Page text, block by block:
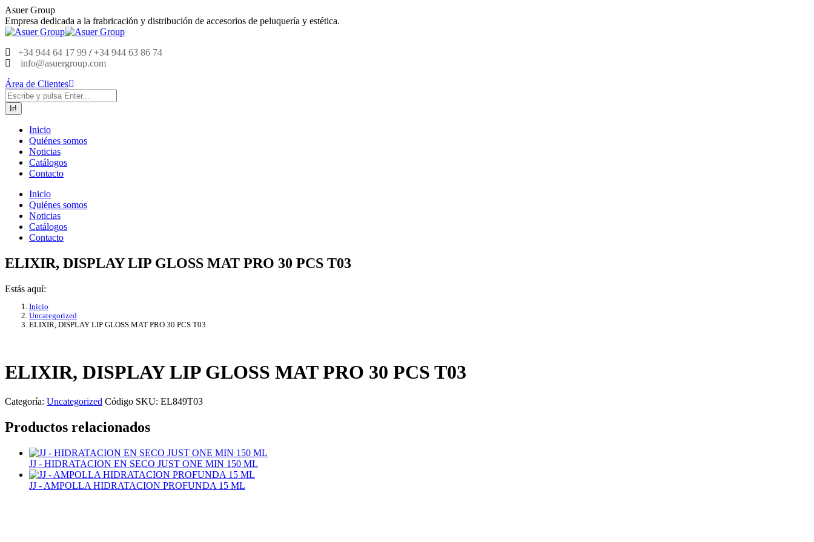
Saltar
al
contenido
Asuer Group
Empresa dedicada a la frabricación y distribución de accesorios de peluquería y estética.
+34 944 64 17 99 /+34 944 63 86 74
info@asuergroup.com
Área de Clientes
Buscar:
Inicio
Quiénes somos
Noticias
Catálogos
Contacto
Inicio
Quiénes somos
Noticias
Catálogos
Contacto
ELIXIR, DISPLAY LIP GLOSS MAT PRO 30 PCS T03
Estás aquí:
Inicio
Uncategorized
ELIXIR, DISPLAY LIP GLOSS MAT PRO 30 PCS T03
ELIXIR, DISPLAY LIP GLOSS MAT PRO 30 PCS T03
Categoría: Uncategorized Código SKU: EL849T03
Productos relacionados
JJ - HIDRATACION EN SECO JUST ONE MIN 150 ML
JJ - AMPOLLA HIDRATACION PROFUNDA 15 ML